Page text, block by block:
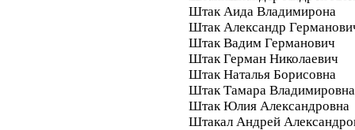
Штак Аида Владимирона
Штак Александр
Штак Вадим Германович
Штак Герман Николаевич
Штак Наталья Борисовна
Штак Тамара Владимировна
Штак Юлия Александровна
Штакал Андрей